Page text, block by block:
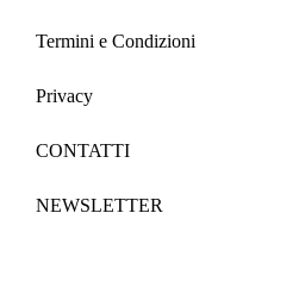
Termini e Condizioni
Privacy
CONTATTI
NEWSLETTER